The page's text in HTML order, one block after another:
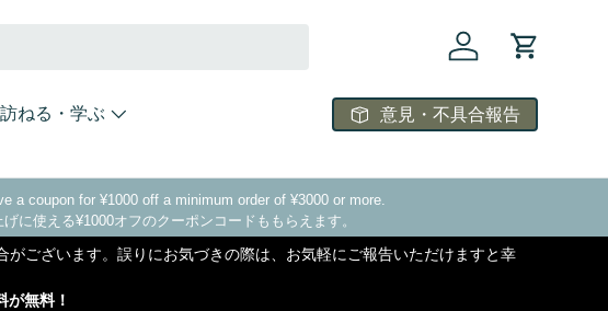
ログインカート
訪ねる・学ぶ 意見・不具合報告
a coupon for ¥1000 off a minimum order of ¥3000 or more.
に使える¥1000オフのクーポンコードももらえます。
ございます。誤りにお気づきの際は、お気軽にご報告いただけますと幸
が無料！